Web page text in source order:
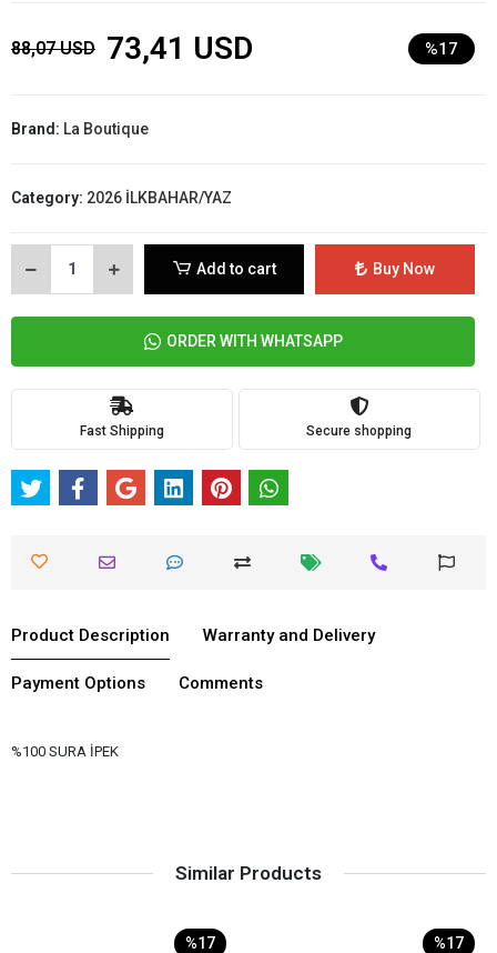
88,07 USD 73,41 USD %17
Brand: La Boutique
Category: 2026 İLKBAHAR/YAZ
Add to cart Buy Now
ORDER WITH WHATSAPP
Fast Shipping Secure shopping
Product Description Warranty and Delivery
Payment Options Comments
%100 SURA İPEK
Similar Products
%17 %17